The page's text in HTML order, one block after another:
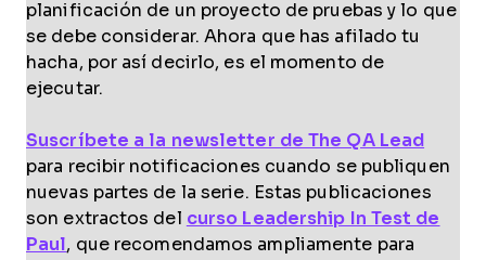
planificación de un proyecto de pruebas y lo que
se debe considerar. Ahora que has afilado tu
hacha, por así decirlo, es el momento de
ejecutar.
Suscríbete a la newsletter de The QA Lead
para recibir notificaciones cuando se publiquen
nuevas partes de la serie. Estas publicaciones
son extractos del curso Leadership In Test de
Paul, que recomendamos ampliamente para